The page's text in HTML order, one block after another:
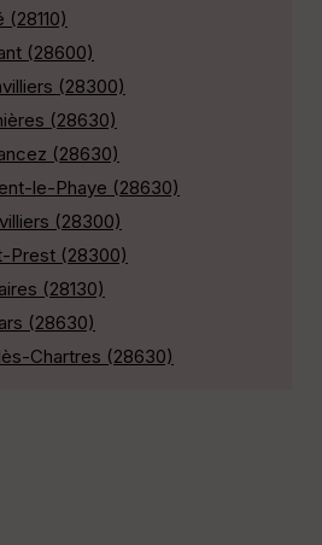
(28110)
(28600)
(28300)
(28630)
(28630)
le-Phaye (28630)
(28300)
Prest (28300)
(28130)
(28630)
Chartres (28630)